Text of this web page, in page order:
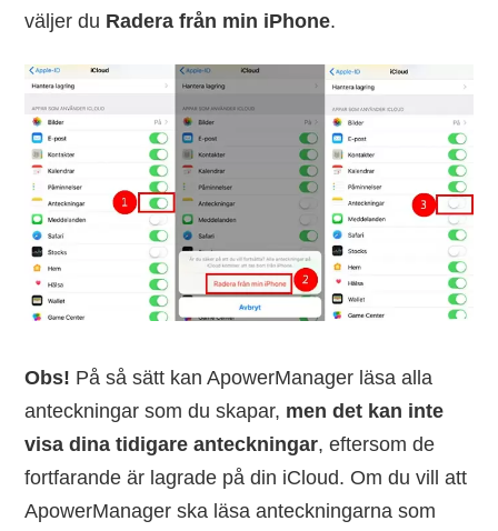
väljer du Radera från min iPhone.
Obs! På så sätt kan ApowerManager läsa alla
anteckningar som du skapar, men det kan inte
visa dina tidigare anteckningar, eftersom de
fortfarande är lagrade på din iCloud. Om du vill att
ApowerManager ska läsa anteckningarna som